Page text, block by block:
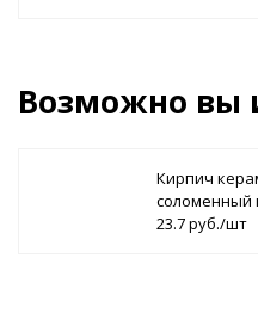
Возможно вы
Кирпич
соломенный
23.7 руб./шт